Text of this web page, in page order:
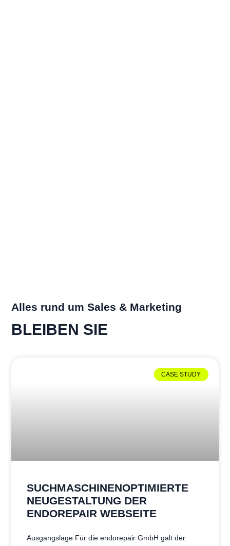
Alles rund um Sales & Marketing
BLEIBEN SIE
CASE STUDY
SUCHMASCHINENOPTIMIERTE
NEUGESTALTUNG DER
ENDOREPAIR WEBSEITE
Ausgangslage Für die endorepair GmbH galt der